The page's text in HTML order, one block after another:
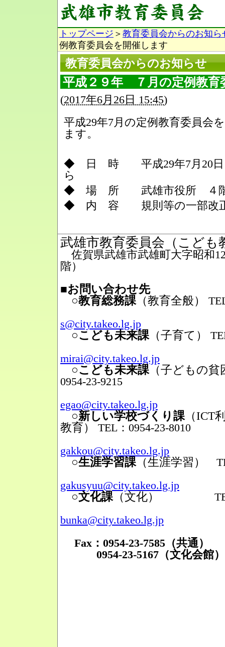
トップページ ＞ 教育委員会からのお知ら
例教育委員会を開催します
教育委員会からのお知らせ
平成２９年 ７月の定例教育
(2017年6月26日 15:45)
平成29年7月の定例教育委員会
ます。
◆ 日 時 平成29年7月20日
ら
◆ 場 所 武雄市役所 ４階
◆ 内 容 規則等の一部改
武雄市教育委員会（こども
佐賀県武雄市武雄町大字昭和
階）
■お問い合わせ先
○教育総務課（教育全般）
s@city.takeo.lg.jp
○こども未来課（子育て）
mirai@city.takeo.lg.jp
○こども未来課（子どもの貧
0954-23-9215
egao@city.takeo.lg.jp
○新しい学校づくり課（ICT
教育）
TEL：0954-23-8010
gakkou@city.takeo.lg.jp
○生涯学習課（生涯学習）
gakusyuu@city.takeo.lg.jp
○文化課（文化）
TEL：
bunka@city.takeo.lg.jp
Fax：0954-23-7585（共通）
0954-23-5167（文化会館）